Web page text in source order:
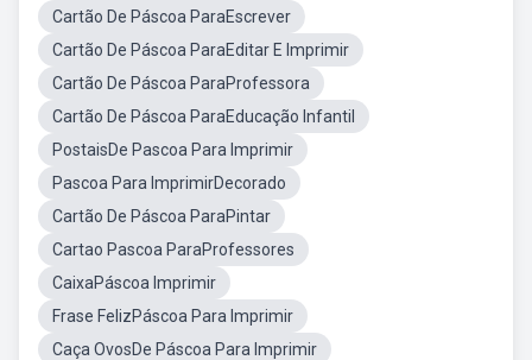
Cartão De Páscoa ParaEscrever
Cartão De Páscoa ParaEditar E Imprimir
Cartão De Páscoa ParaProfessora
Cartão De Páscoa ParaEducação Infantil
PostaisDe Pascoa Para Imprimir
Pascoa Para ImprimirDecorado
Cartão De Páscoa ParaPintar
Cartao Pascoa ParaProfessores
CaixaPáscoa Imprimir
Frase FelizPáscoa Para Imprimir
Caça OvosDe Páscoa Para Imprimir